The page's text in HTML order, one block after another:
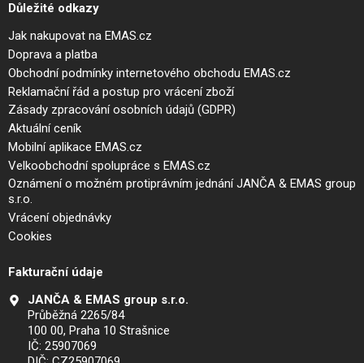
Důležité odkazy
Jak nakupovat na EMAS.cz
Doprava a platba
Obchodní podmínky internetového obchodu EMAS.cz
Reklamační řád a postup pro vrácení zboží
Zásady zpracování osobních údajů (GDPR)
Aktuální ceník
Mobilní aplikace EMAS.cz
Velkoobchodní spolupráce s EMAS.cz
Oznámení o možném protiprávním jednání JANČA & EMAS group
s.r.o.
Vrácení objednávky
Cookies
Fakturační údaje
JANČA & EMAS group s.r.o.
Průběžná 2265/84
100 00, Praha 10 Strašnice
IČ: 25907069